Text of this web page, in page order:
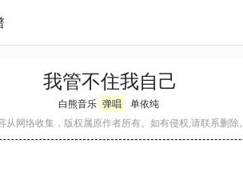
我管不住我自己
白熊音乐 弹唱
单依纯
从网络收集，版权属原作者所有。如有侵权,请联系删除。